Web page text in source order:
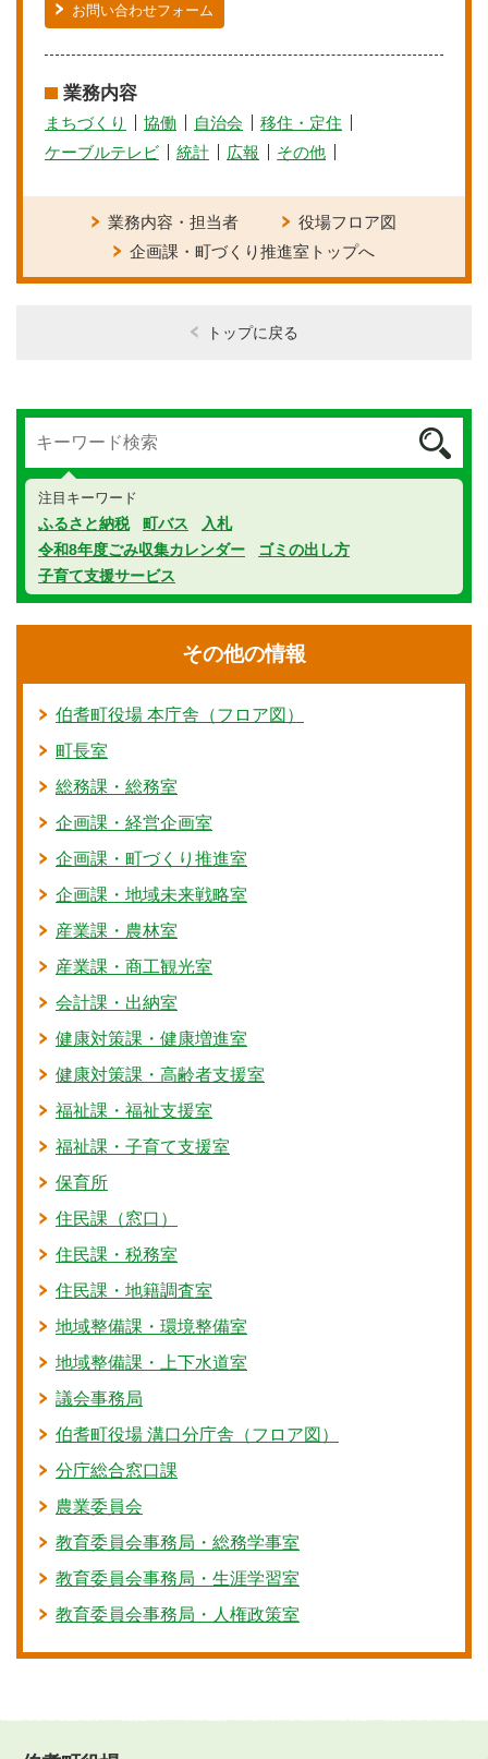
お問い合わせフォーム
業務内容
まちづくり 協働 自治会
移住・定住
ケーブルテレビ
統計 広報 その他
業務内容・担当者
役場フロア図
企画課・町づくり推進室トップへ
トップに戻る
注目キーワード
ふるさと納税 町バス
入札
令和8年度ごみ収集カレンダー
ゴミの出し方
子育て支援サービス
その他の情報
伯耆町役場 本庁舎（フロア図）
町長室
総務課・総務室
企画課・経営企画室
企画課・町づくり推進室
企画課・地域未来戦略室
産業課・農林室
産業課・商工観光室
会計課・出納室
健康対策課・健康増進室
健康対策課・高齢者支援室
福祉課・福祉支援室
福祉課・子育て支援室
保育所
住民課（窓口）
住民課・税務室
住民課・地籍調査室
地域整備課・環境整備室
地域整備課・上下水道室
議会事務局
伯耆町役場 溝口分庁舎（フロア図）
分庁総合窓口課
農業委員会
教育委員会事務局・総務学事室
教育委員会事務局・生涯学習室
教育委員会事務局・人権政策室